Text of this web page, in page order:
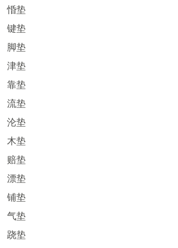
惛垫
键垫
脚垫
津垫
靠垫
流垫
沦垫
木垫
赔垫
漂垫
铺垫
气垫
跷垫